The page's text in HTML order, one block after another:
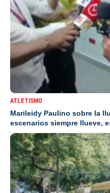
ATLETISMO
Marileidy Paulino sobre la
escenarios siempre llueve,